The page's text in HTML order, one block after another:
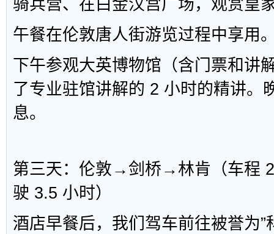
骑兵营、在白金汉宫广场，观赏皇
午餐在伦敦唐人街游览过程中享用
下午参观大英博物馆（含门票和讲
了专业驻馆讲解的 2 小时的精讲。
息。
第三天：伦敦→剑桥→林肯（车程
驶 3.5 小时）
酒店早餐后，我们驾车前往被誉为”